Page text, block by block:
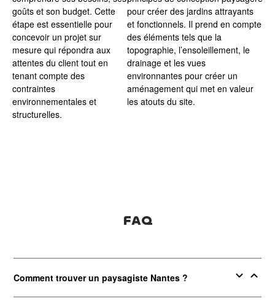
goûts et son budget. Cette
étape est essentielle pour
concevoir un projet sur
mesure qui répondra aux
attentes du client tout en
tenant compte des
contraintes
environnementales et
structurelles.
pour créer des jardins attrayants
et fonctionnels. Il prend en compte
des éléments tels que la
topographie, l’ensoleillement, le
drainage et les vues
environnantes pour créer un
aménagement qui met en valeur
les atouts du site.
FAQ
Comment trouver un paysagiste Nantes ? expand_more expand_less